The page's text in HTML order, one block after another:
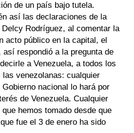
de un país bajo tutela.
así las declaraciones de la
Rodríguez, al comentar la
acto público en la capital, el
respondió a la pregunta de
a Venezuela, a todos los
venezolanas: cualquier
nacional lo hará por
de Venezuela. Cualquier
hemos tomado desde que
fue el 3 de enero ha sido